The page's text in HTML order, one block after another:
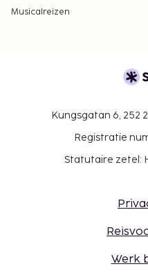
Musicalreizen
Kungsgatan 6, 252
Registratie
Statutaire zetel:
Werk